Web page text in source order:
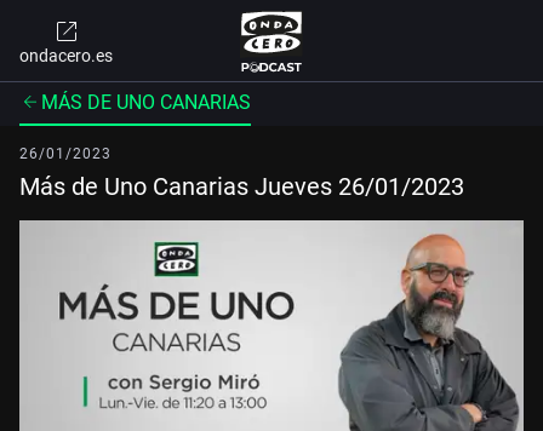
ondacero.es
MÁS DE UNO CANARIAS
26/01/2023
Más de Uno Canarias Jueves 26/01/2023